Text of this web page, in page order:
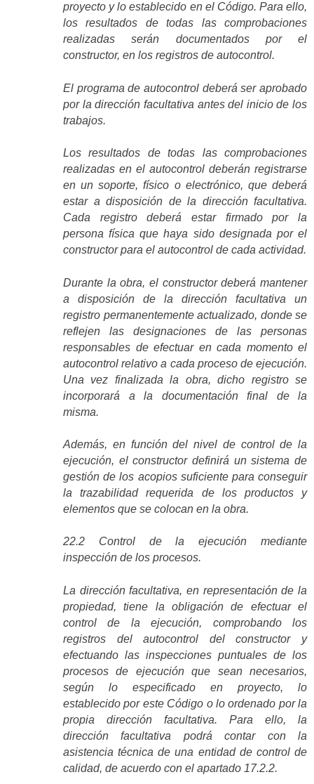
proyecto y lo establecido en el Código. Para ello,
los resultados de todas las comprobaciones
realizadas serán documentados por el
constructor, en los registros de autocontrol.
El programa de autocontrol deberá ser aprobado
por la dirección facultativa antes del inicio de los
trabajos.
Los resultados de todas las comprobaciones
realizadas en el autocontrol deberán registrarse
en un soporte, físico o electrónico, que deberá
estar a disposición de la dirección facultativa.
Cada registro deberá estar firmado por la
persona física que haya sido designada por el
constructor para el autocontrol de cada actividad.
Durante la obra, el constructor deberá mantener
a disposición de la dirección facultativa un
registro permanentemente actualizado, donde se
reflejen las designaciones de las personas
responsables de efectuar en cada momento el
autocontrol relativo a cada proceso de ejecución.
Una vez finalizada la obra, dicho registro se
incorporará a la documentación final de la
misma.
Además, en función del nivel de control de la
ejecución, el constructor definirá un sistema de
gestión de los acopios suficiente para conseguir
la trazabilidad requerida de los productos y
elementos que se colocan en la obra.
22.2 Control de la ejecución mediante
inspección de los procesos.
La dirección facultativa, en representación de la
propiedad, tiene la obligación de efectuar el
control de la ejecución, comprobando los
registros del autocontrol del constructor y
efectuando las inspecciones puntuales de los
procesos de ejecución que sean necesarios,
según lo especificado en proyecto, lo
establecido por este Código o lo ordenado por la
propia dirección facultativa. Para ello, la
dirección facultativa podrá contar con la
asistencia técnica de una entidad de control de
calidad, de acuerdo con el apartado 17.2.2.